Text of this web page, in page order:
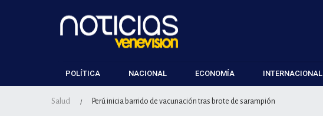
POLÍTICA NACIONAL ECONOMÍA INTERNACIONAL
Salud / Perú inicia barrido de vacunación tras brote de sarampión